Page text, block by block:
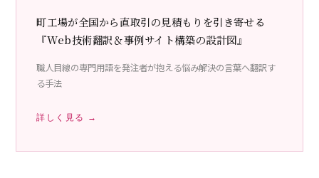
町工場が全国から直取引の見積もりを引き寄せる
『Web技術翻訳＆事例サイト構築の設計図』
職人目線の専門用語を発注者が抱える悩み解決の言葉へ翻訳す
る手法
詳しく見る →